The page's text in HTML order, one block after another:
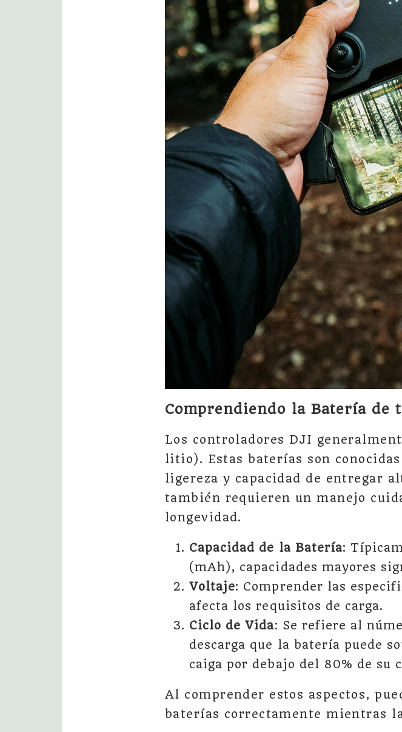
Comprendiendo la Batería de
Los controladores DJI
litio). Estas baterías son
ligereza y capacidad de entregar
también requieren un manejo
longevidad.
Capacidad de la Batería:
(mAh), capacidades mayores
Voltaje: Comprender las
afecta los requisitos de carga.
Ciclo de Vida: Se refiere al
descarga que la batería puede
caiga por debajo del 80% de su
Al comprender estos aspectos,
baterías correctamente mientras